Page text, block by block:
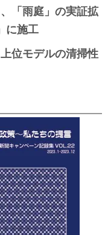
「雨庭」の実証拡
に施工
位モデルの清掃性